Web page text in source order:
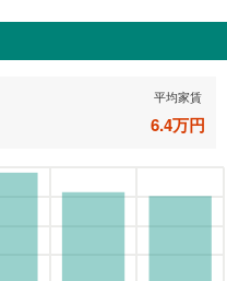
平均家賃
6.4万円